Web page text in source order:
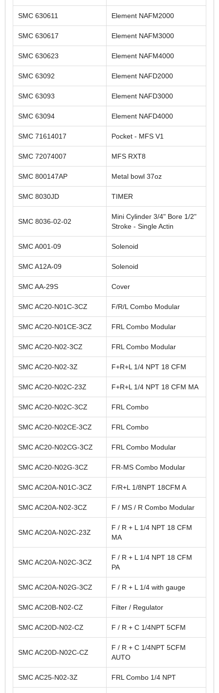
SMC 630611 Element NAFM2000
SMC 630617 Element NAFM3000
SMC 630623 Element NAFM4000
SMC 63092 Element NAFD2000
SMC 63093 Element NAFD3000
SMC 63094 Element NAFD4000
SMC 71614017 Pocket - MFS V1
SMC 72074007 MFS RXT8
SMC 800147AP Metal bowl 37oz
SMC 8030JD TIMER
SMC 8036-02-02
Mini Cylinder 3/4" Bore 1/2"
Stroke - Single Actin
SMC A001-09 Solenoid
SMC A12A-09 Solenoid
SMC AA-29S Cover
SMC AC20-N01C-3CZ F/R/L Combo Modular
SMC AC20-N01CE-3CZ FRL Combo Modular
SMC AC20-N02-3CZ FRL Combo Modular
SMC AC20-N02-3Z F+R+L 1/4 NPT 18 CFM
SMC AC20-N02C-23Z F+R+L 1/4 NPT 18 CFM MA
SMC AC20-N02C-3CZ FRL Combo
SMC AC20-N02CE-3CZ FRL Combo
SMC AC20-N02CG-3CZ FRL Combo Modular
SMC AC20-N02G-3CZ FR-MS Combo Modular
SMC AC20A-N01C-3CZ F/R+L 1/8NPT 18CFM A
SMC AC20A-N02-3CZ F / MS / R Combo Modular
SMC AC20A-N02C-23Z
F / R + L 1/4 NPT 18 CFM
MA
SMC AC20A-N02C-3CZ
F / R + L 1/4 NPT 18 CFM
PA
SMC AC20A-N02G-3CZ F / R + L 1/4 with gauge
SMC AC20B-N02-CZ Filter / Regulator
SMC AC20D-N02-CZ F / R + C 1/4NPT 5CFM
SMC AC20D-N02C-CZ
F / R + C 1/4NPT 5CFM
AUTO
SMC AC25-N02-3Z FRL Combo 1/4 NPT